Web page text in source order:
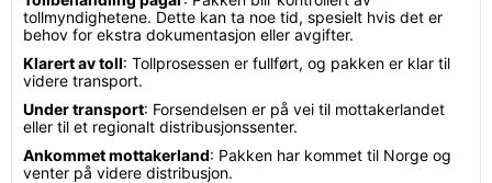
tollmyndighetene. Dette kan ta noe tid, spesielt hvis det er
behov for ekstra dokumentasjon eller avgifter.
Klarert av toll: Tollprosessen er fullført, og pakken er klar til
videre transport.
Under transport: Forsendelsen er på vei til mottakerlandet
eller til et regionalt distribusjonssenter.
Ankommet mottakerland: Pakken har kommet til Norge og
venter på videre distribusjon.